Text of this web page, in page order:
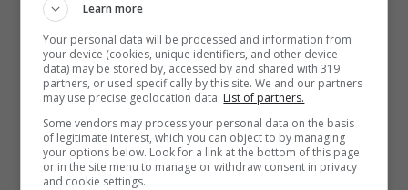
Learn more
Your personal data will be processed and information from
your device (cookies, unique identifiers, and other device
data) may be stored by, accessed by and shared with 319
partners, or used specifically by this site. We and our partners
may use precise geolocation data. List of partners.
Some vendors may process your personal data on the basis
of legitimate interest, which you can object to by managing
your options below. Look for a link at the bottom of this page
or in the site menu to manage or withdraw consent in privacy
and cookie settings.